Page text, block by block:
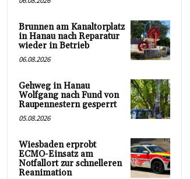
Brunnen am Kanaltorplatz
in Hanau nach Reparatur
wieder in Betrieb
06.08.2026
Gehweg in Hanau
Wolfgang nach Fund von
Raupennestern gesperrt
05.08.2026
Wiesbaden erprobt
ECMO-Einsatz am
Notfallort zur schnelleren
Reanimation